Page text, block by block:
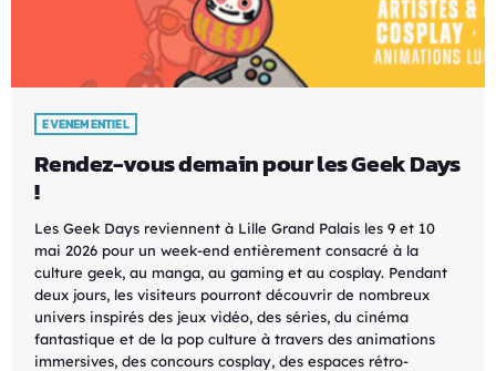
EVENEMENTIEL
Rendez-vous demain pour les Geek Days
!
Les Geek Days reviennent à Lille Grand Palais les 9 et 10
mai 2026 pour un week-end entièrement consacré à la
culture geek, au manga, au gaming et au cosplay. Pendant
deux jours, les visiteurs pourront découvrir de nombreux
univers inspirés des jeux vidéo, des séries, du cinéma
fantastique et de la pop culture à travers des animations
immersives, des concours cosplay, des espaces rétro-